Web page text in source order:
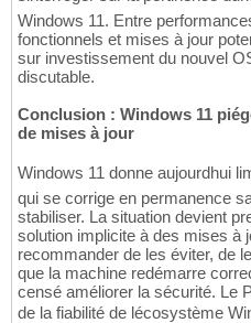
Windows 11. Entre
fonctionnels et mises à jour
sur investissement du nouvel
discutable.
Conclusion : Windows 11
de mises à jour
Windows 11 donne aujourdhui
qui se corrige en permanence
stabiliser. La situation devient
solution implicite à des mises à
recommander de les éviter, de
que la machine redémarre
censé améliorer la sécurité. Le
de la fiabilité de lécosystème